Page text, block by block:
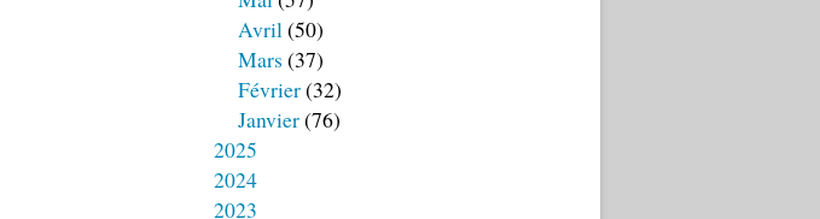
Avril(50)
Mars (37)
Février(32)
Janvier(76)
2025
2024
2023